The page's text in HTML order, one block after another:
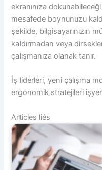
ekranınıza
mesafede boynunuzu
şekilde, bilgisayarınızın
kaldırmadan veya
çalışmanıza olanak tanır.
İş liderleri, yeni çalışma
ergonomik stratejileri
Articles liés